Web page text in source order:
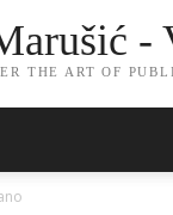
-
THE ART OF